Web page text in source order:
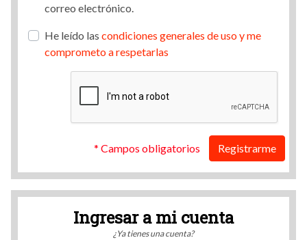
correo electrónico.
He leído las condiciones generales de uso y me
comprometo a respetarlas
* Campos obligatorios Registrarme
Ingresar a mi cuenta
¿Ya tienes una cuenta?